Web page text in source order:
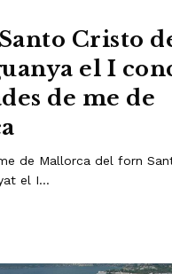
Cristo
el I
de me de
de Mallorca del forn
el I…